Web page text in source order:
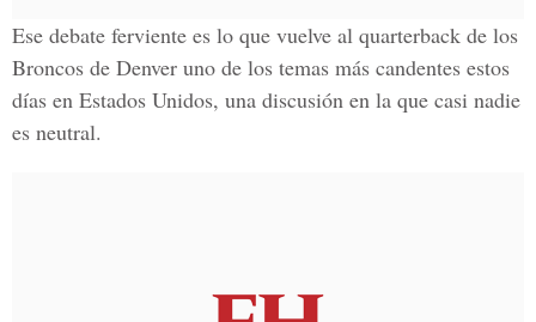
Ese debate ferviente es lo que vuelve al quarterback de los
Broncos de Denver uno de los temas más candentes estos
días en Estados Unidos, una discusión en la que casi nadie
es neutral.